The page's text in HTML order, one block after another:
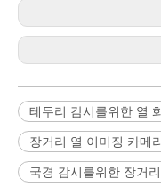
테두리 감시를위한 열
장거리 열 이미징 카메
국경 감시를위한 장거